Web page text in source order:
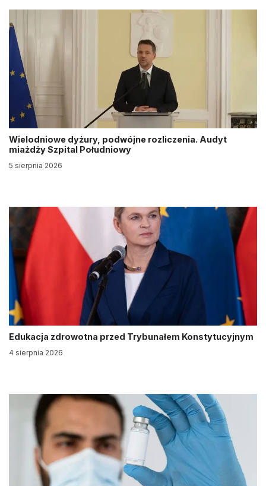
Wielodniowe dyżury, podwójne rozliczenia. Audyt
miażdży Szpital Południowy
5 sierpnia 2026
Edukacja zdrowotna przed Trybunałem Konstytucyjnym
4 sierpnia 2026